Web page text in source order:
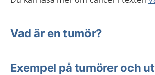
Vad är en tumör?
Exempel på tumörer och